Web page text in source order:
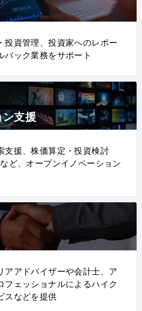
投資管理、投資家へのレポー
バック業務をサポート
支援
支援、株価算定・投資検討
ど、オープンイノベーション
アアドバイザーや会計士、ア
ェッショナルによるハイク
スなどを提供